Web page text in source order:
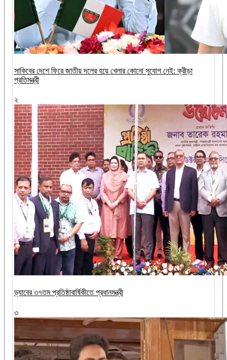
সাকিবের দেশে ফিরে জাতীয় দলের হয়ে খেলার কোনো সুযোগ নেই: ক্রীড়া
প্রতিমন্ত্রী
২
ড্যাবের ৩৭তম প্রতিষ্ঠাবার্ষিকীতে প্রধানমন্ত্রী
৩